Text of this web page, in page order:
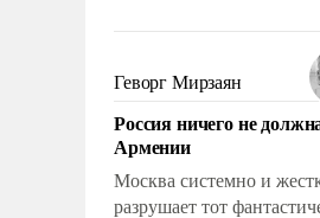
Сложившаяся ситуация
означает многолетний
уязвимости США,
перед Китаем.
Геворг Мирзаян
Россия ничего не
Армении
Москва системно и
разрушает тот